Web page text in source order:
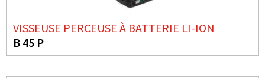
VISSEUSE PERCEUSE À BATTERIE LI-ION
B 45 P